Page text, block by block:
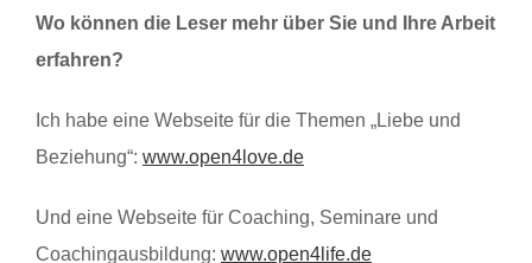
Wo können die Leser mehr über Sie und Ihre Arbeit
erfahren?
Ich habe eine Webseite für die Themen „Liebe und
Beziehung“: www.open4love.de
Und eine Webseite für Coaching, Seminare und
Coachingausbildung: www.open4life.de